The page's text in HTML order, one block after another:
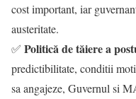
cost important, iar
austeritate.
✅ Politică de tăiere a
predictibilitate, conditii
sa angajeze, Guvernul si